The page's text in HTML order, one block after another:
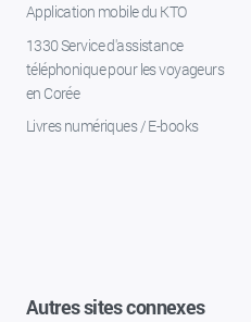
Application mobile du KTO
1330 Service d'assistance
téléphonique pour les voyageurs
en Corée
Livres numériques / E-books
Autres sites connexes